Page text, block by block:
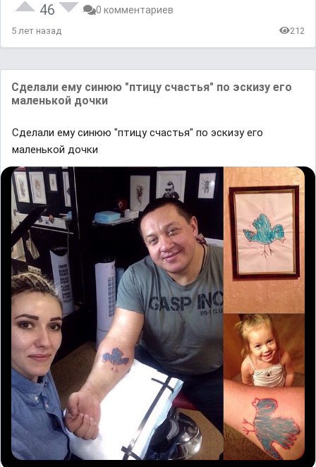
46 0 комментариев
5 лет назад 212
Сделали ему синюю "птицу счастья" по эскизу его
маленькой дочки
Сделали ему синюю "птицу счастья" по эскизу его
маленькой дочки